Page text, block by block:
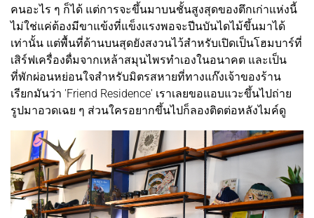
คนอะไร ๆ ก็ได้ แต่การจะขึ้นมาบนชั้นสูงสุดของตึกเก่าแห่งนี้
ไม่ใช่แค่ต้องมีขาแข้งที่แข็งแรงพอจะปีนบันไดไม้ขึ้นมาได้
เท่านั้น แต่พื้นที่ด้านบนสุดยังสงวนไว้สำหรับเปิดเป็นโฮมบาร์ที่
เสิร์ฟเครื่องดื่มจากเหล้าสมุนไพรทำเองในอนาคต และเป็น
ที่พักผ่อนหย่อนใจสำหรับมิตรสหายที่ทางแก๊งเจ้าของร้าน
เรียกมันว่า 'Friend Residence' เราเลยขอแอบแวะขึ้นไปถ่าย
รูปมาอวดเฉย ๆ ส่วนใครอยากขึ้นไปก็ลองติดต่อหลังไมค์ดู